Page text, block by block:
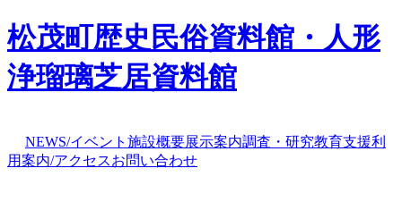
松茂町歴史民俗資料館・人形
浄瑠璃芝居資料館
NEWS/イベント 施設概要展示案内調査・研究教育支援利
用案内/アクセスお問い合わせ